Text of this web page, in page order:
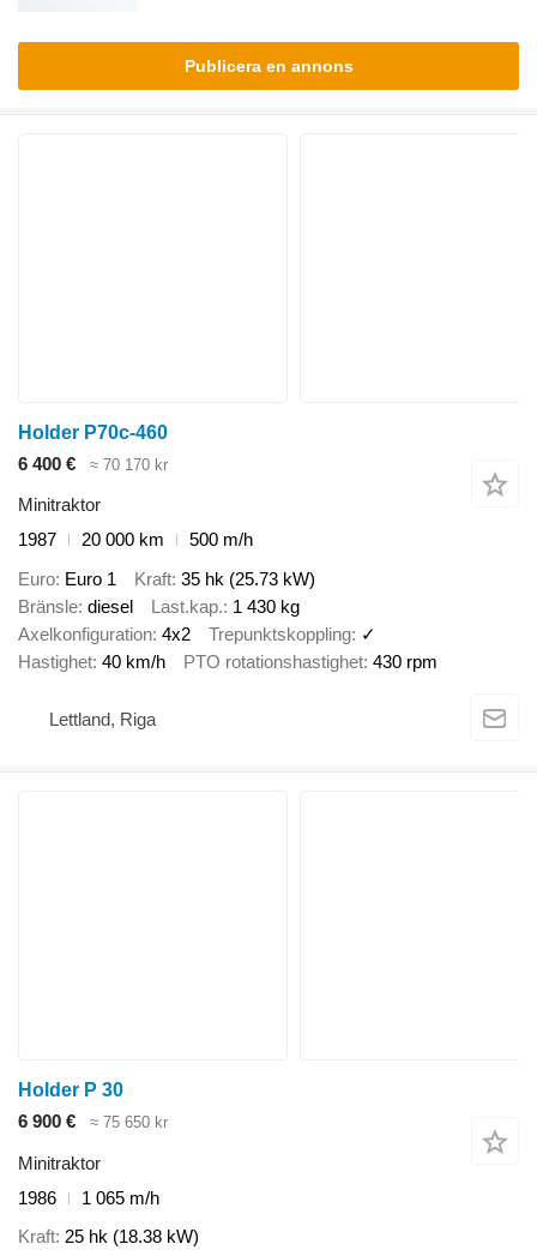
Publicera en annons
Holder P70c-460
6 400 €
≈ 70 170 kr
Minitraktor
1987
20 000 km
500 m/h
Euro Euro 1 Kraft 35 hk (25.73 kW)
Bränsle diesel Last.kap. 1 430 kg
Axelkonfiguration 4x2 Trepunktskoppling ✓
Hastighet 40 km/h PTO rotationshastighet 430 rpm
Lettland, Riga
Holder P 30
6 900 €
≈ 75 650 kr
Minitraktor
1986
1 065 m/h
Kraft 25 hk (18.38 kW)